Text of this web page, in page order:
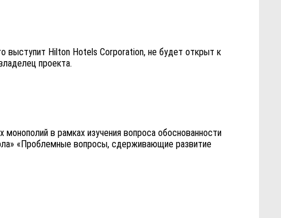
выступит Hilton Hotels Corporation, не будет открыт к
проекта.
в рамках изучения вопроса обоснованности
«Проблемные вопросы, сдерживающие развитие